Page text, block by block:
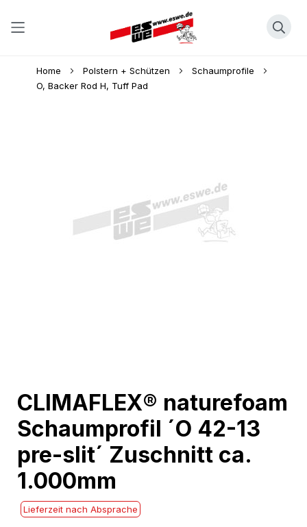
Home Polstern + Schützen
Schaumprofile
O, Backer Rod H, Tuff Pad
to
the
of
the
images
gallery
CLIMAFLEX® naturefoam
Schaumprofil ´O 42-13
pre-slit´ Zuschnitt ca.
1.000mm
Lieferzeit nach Absprache